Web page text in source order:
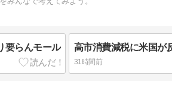
要らんモール 高市消費減税に米国
31時間前